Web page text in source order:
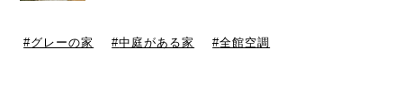
グレーの家 中庭がある家 全館空調